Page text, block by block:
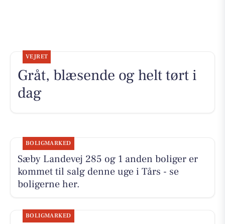
VEJRET
Gråt, blæsende og helt tørt i
dag
BOLIGMARKED
Sæby Landevej 285 og 1 anden boliger er
kommet til salg denne uge i Tårs - se
boligerne her.
BOLIGMARKED